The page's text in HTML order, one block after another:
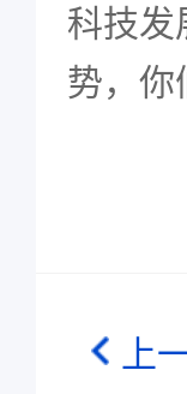
科技发
势，你
上